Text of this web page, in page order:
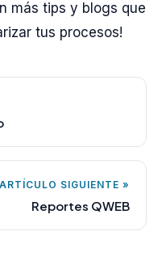
más tips y blogs que
tus procesos!
ARTÍCULO SIGUIENTE »
Reportes QWEB